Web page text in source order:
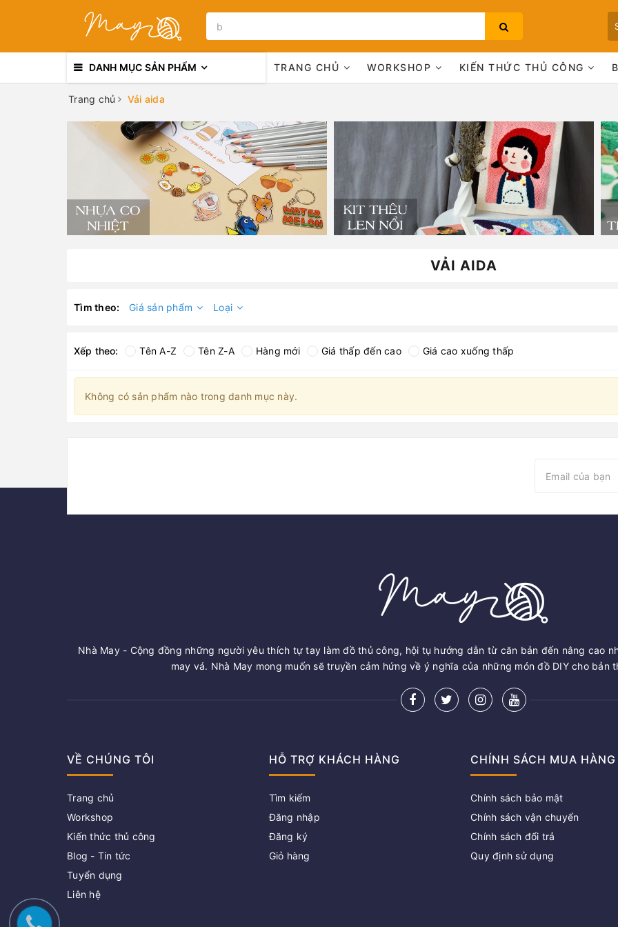
Bạn chưa xem sản phẩm nào
DANH MỤC SẢN PHẨM TRANG CHỦ WORKSHOP KIẾN THỨC THỦ CÔNG
Trang chủ Vải aida
VẢI AIDA
Tìm theo: Giá sản phẩm Loại
Xếp theo: Tên A-Z Tên Z-A Hàng mới Giá thấp đến cao Giá cao xuống thấp
Không có sản phẩm nào trong danh mục này.
Nhà May - Cộng đồng những người yêu thích tự tay làm đồ thủ công, hội tụ hướng dẫn từ căn bản đến nâng cao
may vá. Nhà May mong muốn sẽ truyền cảm hứng về ý nghĩa của những món đồ DIY cho bản
VỀ CHÚNG TÔI
Trang chủ
Workshop
Kiến thức thủ công
Blog - Tin tức
Tuyển dụng
Liên hệ
HỖ TRỢ KHÁCH HÀNG
Tìm kiếm
Đăng nhập
Đăng ký
Giỏ hàng
CHÍNH SÁCH MUA HÀNG
Chính sách bảo mật
Chính sách vận chuyển
Chính sách đổi trả
Quy định sử dụng